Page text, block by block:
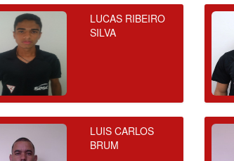
LUCAS RIBEIRO
SILVA
LUIS CARLOS
BRUM